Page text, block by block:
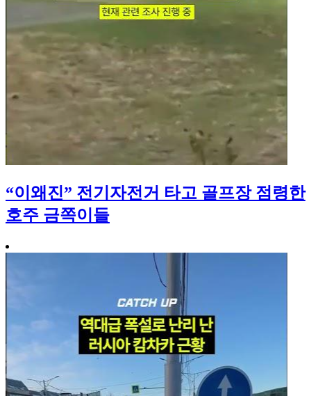
“이왜진” 전기자전거 타고 골프장 점령한
호주 금쪽이들